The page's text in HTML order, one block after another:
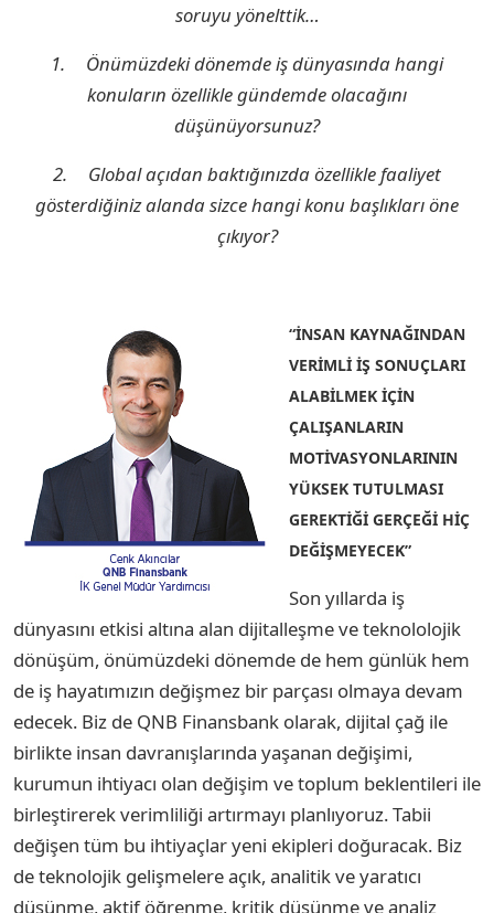
soruyu yönelttik…
1.
Önümüzdeki dönemde iş dünyasında hangi
konuların özellikle gündemde olacağını
düşünüyorsunuz?
2.
Global açıdan baktığınızda özellikle faaliyet
gösterdiğiniz alanda sizce hangi konu başlıkları öne
çıkıyor?
“İNSAN KAYNAĞINDAN
VERİMLİ İŞ SONUÇLARI
ALABİLMEK İÇİN
ÇALIŞANLARIN
MOTİVASYONLARININ
YÜKSEK TUTULMASI
GEREKTİĞİ GERÇEĞİ HİÇ
DEĞİŞMEYECEK”
Son yıllarda iş
dünyasını etkisi altına alan dijitalleşme ve teknololojik
dönüşüm, önümüzdeki dönemde de hem günlük hem
de iş hayatımızın değişmez bir parçası olmaya devam
edecek. Biz de QNB Finansbank olarak, dijital çağ ile
birlikte insan davranışlarında yaşanan değişimi,
kurumun ihtiyacı olan değişim ve toplum beklentileri ile
birleştirerek verimliliği artırmayı planlıyoruz. Tabii
değişen tüm bu ihtiyaçlar yeni ekipleri doğuracak. Biz
de teknolojik gelişmelere açık, analitik ve yaratıcı
düşünme, aktif öğrenme, kritik düşünme ve analiz